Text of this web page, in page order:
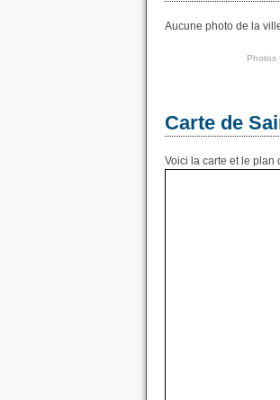
Aucune photo de la
Photos
Carte de
Voici la carte et le plan